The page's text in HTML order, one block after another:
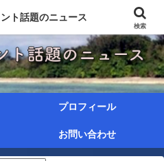
プロフィール
お問い合わせ
ト話題のニュース
検索